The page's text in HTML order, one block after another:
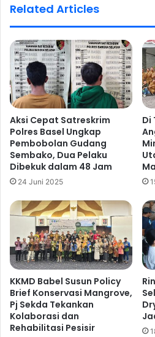
Related Articles
Aksi Cepat Satreskrim
Polres Basel Ungkap
Pembobolan Gudang
Sembako, Dua Pelaku
Dibekuk dalam 48 Jam
24 Juni 2025
Di
KKMD Babel Susun Policy
Brief Konservasi Mangrove,
Pj Sekda Tekankan
Kolaborasi dan
Rehabilitasi Pesisir